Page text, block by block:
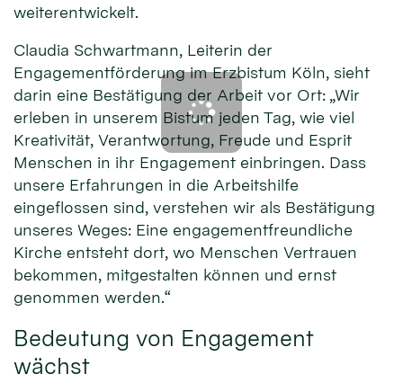
weiterentwickelt.
Claudia Schwartmann, Leiterin der
Engagementförderung im Erzbistum Köln, sieht
darin eine Bestätigung der Arbeit vor Ort: „Wir
erleben in unserem Bistum jeden Tag, wie viel
Kreativität, Verantwortung, Freude und Esprit
Menschen in ihr Engagement einbringen. Dass
unsere Erfahrungen in die Arbeitshilfe
eingeflossen sind, verstehen wir als Bestätigung
unseres Weges: Eine engagementfreundliche
Kirche entsteht dort, wo Menschen Vertrauen
bekommen, mitgestalten können und ernst
genommen werden.“
Bedeutung von Engagement
wächst